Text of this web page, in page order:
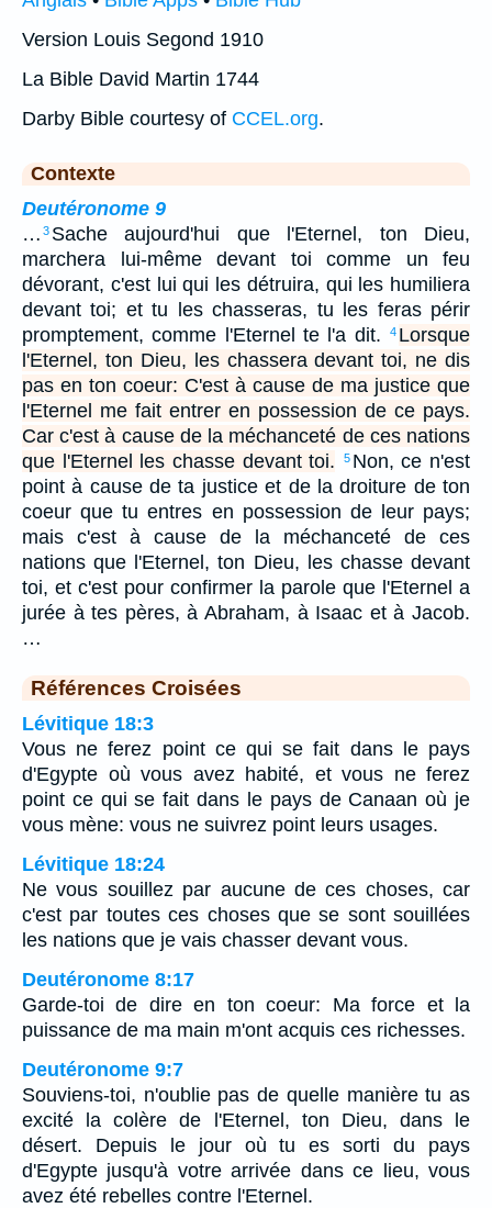
Version Louis Segond 1910
La Bible David Martin 1744
Darby Bible courtesy of CCEL.org.
Contexte
Deutéronome 9
… 3 Sache aujourd'hui que l'Eternel, ton Dieu,
marchera lui-même devant toi comme un feu
dévorant, c'est lui qui les détruira, qui les humiliera
devant toi; et tu les chasseras, tu les feras périr
promptement, comme l'Eternel te l'a dit.
4 Lorsque
l'Eternel, ton Dieu, les chassera devant toi, ne dis
pas en ton coeur: C'est à cause de ma justice que
l'Eternel me fait entrer en possession de ce pays.
Car c'est à cause de la méchanceté de ces nations
que l'Eternel les chasse devant toi.
5 Non, ce n'est
point à cause de ta justice et de la droiture de ton
coeur que tu entres en possession de leur pays;
mais c'est à cause de la méchanceté de ces
nations que l'Eternel, ton Dieu, les chasse devant
toi, et c'est pour confirmer la parole que l'Eternel a
jurée à tes pères, à Abraham, à Isaac et à Jacob.
…
Références Croisées
Lévitique 18:3
Vous ne ferez point ce qui se fait dans le pays
d'Egypte où vous avez habité, et vous ne ferez
point ce qui se fait dans le pays de Canaan où je
vous mène: vous ne suivrez point leurs usages.
Lévitique 18:24
Ne vous souillez par aucune de ces choses, car
c'est par toutes ces choses que se sont souillées
les nations que je vais chasser devant vous.
Deutéronome 8:17
Garde-toi de dire en ton coeur: Ma force et la
puissance de ma main m'ont acquis ces richesses.
Deutéronome 9:7
Souviens-toi, n'oublie pas de quelle manière tu as
excité la colère de l'Eternel, ton Dieu, dans le
désert. Depuis le jour où tu es sorti du pays
d'Egypte jusqu'à votre arrivée dans ce lieu, vous
avez été rebelles contre l'Eternel.